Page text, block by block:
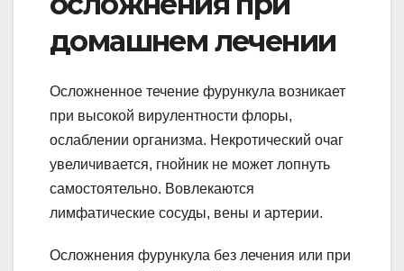
домашнем лечении
Осложненное течение фурункула возникает
при высокой вирулентности флоры,
ослаблении организма. Некротический очаг
увеличивается, гнойник не может лопнуть
самостоятельно. Вовлекаются
лимфатические сосуды, вены и артерии.
Осложнения фурункула без лечения или при